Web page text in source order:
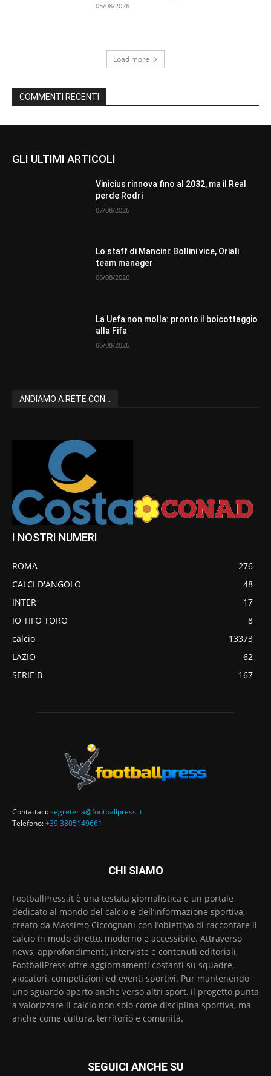
05/08/2026
Load more
COMMENTI RECENTI
GLI ULTIMI ARTICOLI
Vinicius rinnova fino al 2032, ma il Real
perde Rodri
07/08/2026
Lo staff di Mancini: Bollini vice, Oriali
team manager
06/08/2026
La Uefa non molla: pronto il boicottaggio
alla Fifa
06/08/2026
ANDIAMO A RETE CON...
I NOSTRI NUMERI
ROMA
276
CALCI D'ANGOLO
48
INTER
17
IO TIFO TORO
8
calcio
13373
LAZIO
62
SERIE B
167
Contattaci:segreteria@footballpress.it
Telefono:+39 3805149661
CHI SIAMO
FootballPress.it è una testata giornalistica e un portale
dedicato al mondo del calcio e dell’informazione sportiva,
creato da Massimo Ciccognani con l’obiettivo di raccontare il
calcio in modo diretto, moderno e accessibile. Attraverso
news, approfondimenti, interviste e contenuti editoriali,
FootballPress offre aggiornamenti costanti su squadre,
giocatori, competizioni ed eventi sportivi. Pur mantenendo
uno sguardo aperto anche verso altri sport, il progetto punta
a valorizzare il calcio non solo come disciplina sportiva, ma
anche come cultura, territorio e comunità.
SEGUICI ANCHE SU